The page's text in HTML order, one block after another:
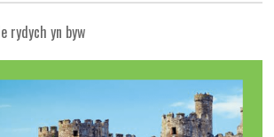
rydych yn byw